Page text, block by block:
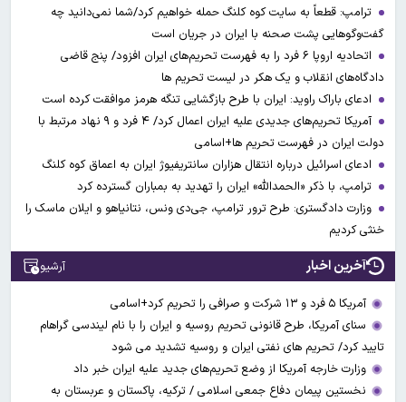
ترامپ: قطعاً به سایت کوه کلنگ حمله خواهیم کرد/شما نمی‌دانید چه
گفت‌وگوهایی پشت صحنه با ایران در جریان است
اتحادیه اروپا ۶ فرد را به فهرست تحریم‌های ایران افزود/ پنج قاضی
دادگاه‌های انقلاب و یک هکر در لیست تحریم ها
ادعای باراک راوید: ایران با طرح بازگشایی تنگه هرمز موافقت کرده است
آمریکا تحریم‌های جدیدی علیه ایران اعمال کرد/ ۴ فرد و ۹ نهاد مرتبط با
دولت ایران در فهرست تحریم ها+اسامی
ادعای اسرائیل درباره انتقال هزاران سانتریفیوژ ایران به اعماق کوه کلنگ
ترامپ، با ذکر «الحمدالله» ایران را تهدید به بمباران گسترده کرد
وزارت دادگستری: طرح ترور ترامپ، جی‌دی ونس، نتانیاهو و ایلان ماسک را
خنثی کردیم
آخرین اخبار آرشیو
آمریکا ۵ فرد و ۱۳ شرکت و صرافی را تحریم کرد+اسامی
سنای آمریکا، طرح قانونی تحریم روسیه و ایران را با نام لیندسی گراهام
تایید کرد/ تحریم های نفتی ایران و روسیه تشدید می شود
وزارت خارجه آمریکا از وضع تحریم‌های جدید علیه ایران خبر داد
نخستین پیمان دفاع جمعی اسلامی / ترکیه، پاکستان و عربستان به